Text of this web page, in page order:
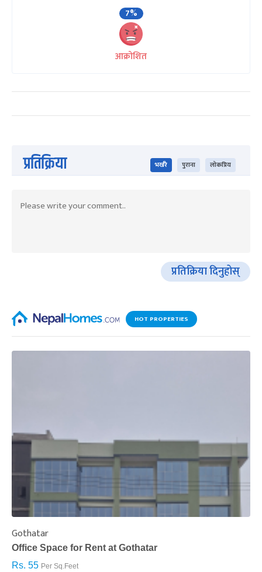
7%
आक्रोशित
प्रतिक्रिया भर्खरै पुराना लोकप्रिय
प्रतिक्रिया दिनुहोस्
HOT PROPERTIES
Gothatar
Office Space for Rent at Gothatar
Rs. 55 Per Sq.Feet